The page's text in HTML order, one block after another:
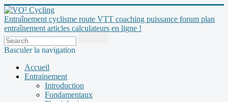
Entraînement cyclisme route VTT coaching puissance forum plan
entraînement articles calculateurs en ligne !
Basculer la navigation
Accueil
Entrainement
Introduction
Fondamentaux